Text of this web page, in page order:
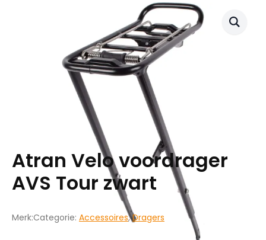
Atran Velo voordrager
AVS Tour zwart
Merk:Categorie: Accessoires,Dragers